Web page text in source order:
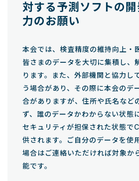
対する予測ソフトの
力のお願い
本会では、検査精度の維持向上・
皆さまのデータを大切に集積し、
ります。また、外部機関と協力し
う場合があり、その際に本会のデ
合がありますが、住所や氏名など
ず、誰のデータかわからない状態
セキュリティが担保された状態で
供されます。ご自分のデータを使
場合はご連絡いただければ対象か
能です。